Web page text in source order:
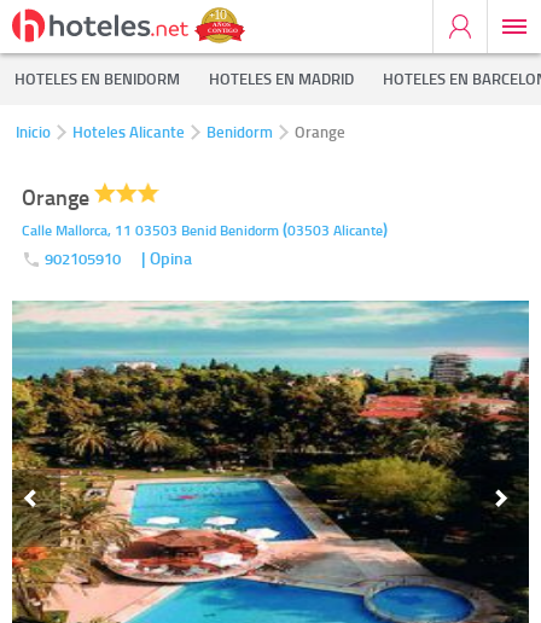
HOTELES EN BENIDORM HOTELES EN MADRID HOTELES EN
Inicio Hoteles Alicante Benidorm Orange
Orange
Calle Mallorca, 11 03503 Benid Benidorm(03503 Alicante)
902105910 | Opina